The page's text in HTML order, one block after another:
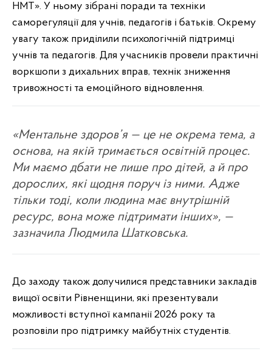
НМТ». У ньому зібрані поради та техніки
саморегуляції для учнів, педагогів і батьків. Окрему
увагу також приділили психологічній підтримці
учнів та педагогів. Для учасників провели практичні
воркшопи з дихальних вправ, технік зниження
тривожності та емоційного відновлення.
«Ментальне здоров’я — це не окрема тема, а
основа, на якій тримається освітній процес.
Ми маємо дбати не лише про дітей, а й про
дорослих, які щодня поруч із ними. Адже
тільки тоді, коли людина має внутрішній
ресурс, вона може підтримати інших», —
зазначила Людмила Шатковська.
До заходу також долучилися представники закладів
вищої освіти Рівненщини, які презентували
можливості вступної кампанії 2026 року та
розповіли про підтримку майбутніх студентів.